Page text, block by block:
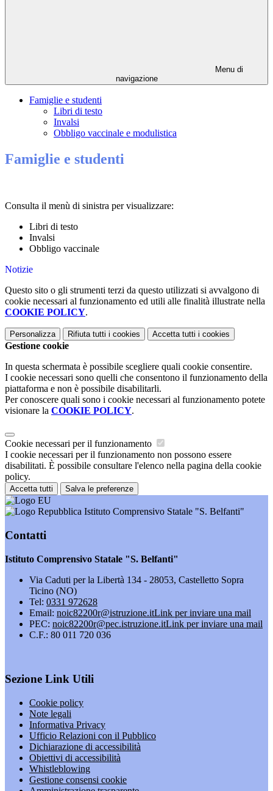
Menu di
navigazione
Famiglie e studenti
Libri di testo
Invalsi
Obbligo vaccinale e modulistica
Famiglie e studenti
Consulta il menù di sinistra per visualizzare:
Libri di testo
Invalsi
Obbligo vaccinale
Notizie
Questo sito o gli strumenti terzi da questo utilizzati si avvalgono di
cookie necessari al funzionamento ed utili alle finalità illustrate nella
COOKIE POLICY.
Personalizza Rifiuta tutti i cookies Accetta tutti i cookies
Gestione cookie
In questa schermata è possibile scegliere quali cookie consentire.
I cookie necessari sono quelli che consentono il funzionamento della
piattaforma e non è possibile disabilitarli.
Per conoscere quali sono i cookie necessari al funzionamento potete
visionare la COOKIE POLICY.
Cookie necessari per il funzionamento
I cookie necessari per il funzionamento non possono essere
disabilitati. È possibile consultare l'elenco nella pagina della cookie
policy.
Accetta tutti Salva le preferenze
Istituto Comprensivo Statale "S. Belfanti"
Contatti
Istituto Comprensivo Statale "S. Belfanti"
Via Caduti per la Libertà 134 - 28053, Castelletto Sopra
Ticino (NO)
Tel: 0331 972628
Email: noic82200r@istruzione.itLink per inviare una mail
PEC: noic82200r@pec.istruzione.itLink per inviare una mail
C.F.: 80 011 720 036
Sezione Link Utili
Cookie policy
Note legali
Informativa Privacy
Ufficio Relazioni con il Pubblico
Dichiarazione di accessibilità
Obiettivi di accessibilità
Whistleblowing
Gestione consensi cookie